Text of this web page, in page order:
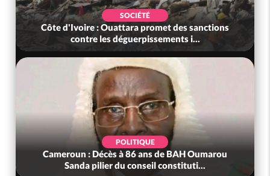
SOCIÉTÉ
Côte d'Ivoire : Rentrée Scolaire 2026-2027,
l'inscription sans frais au Pré...
SOCIÉTÉ
Côte d'Ivoire : Indépendance à Grand-Béréby,
le Sous-Préfet exhorte les pop...